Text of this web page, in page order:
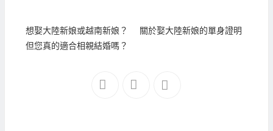
想娶大陸新娘或越南新娘？
但您真的適合相親結婚嗎？
關於娶大陸新娘的單身證明